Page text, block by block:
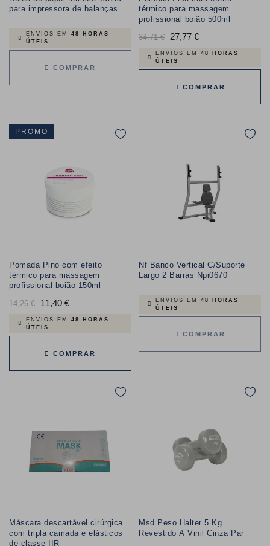
para impressora de balanças
ENVIOS EM 48 HORAS
ÚTEIS
COMPRAR
térmico para massagem
profissional boião 500ml
Preço
normal
34,71 € 27,77 €Preço
ENVIOS EM 48 HORAS
ÚTEIS
COMPRAR
PROMO
Pomada Pino com efeito
térmico para massagem
profissional boião 150ml
Preço
normal
14,26 € 11,40 €Preço
ENVIOS EM 48 HORAS
ÚTEIS
COMPRAR
Nf Banco Vertical C/Suporte
Largo 2 Barras Npi0670
ENVIOS EM 48 HORAS
ÚTEIS
COMPRAR
Máscara descartável cirúrgica
com tripla camada e elásticos
de classe IIR
Msd Peso Halter 5 Kg
Revestido A Vinil Cinza Par